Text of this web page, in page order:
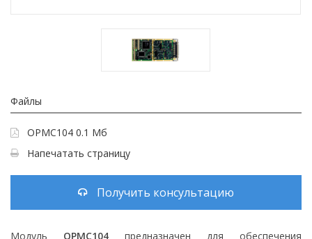
Файлы
OPMC104 0.1 Мб
Напечатать страницу
Получить консультацию
Модуль OPMC104 предназначен для обеспечения